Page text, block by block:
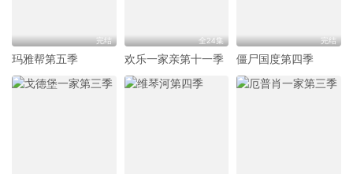
完结
玛雅帮第五季
全24集
欢乐一家亲第十一季
完结
僵尸国度第四季